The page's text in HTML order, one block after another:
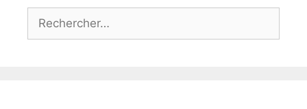
Rechercher :